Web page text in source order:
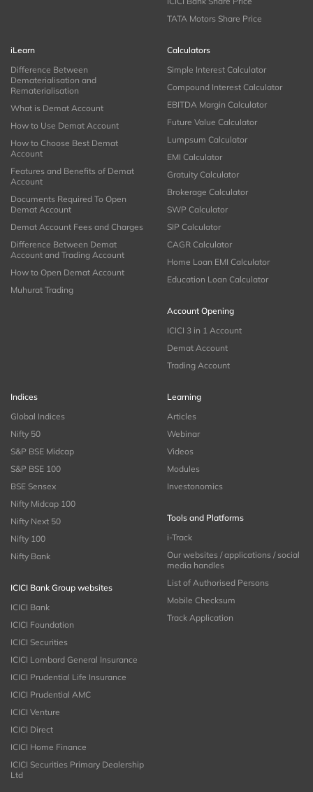
TATA Motors Share Price
iLearn
Difference Between
Dematerialisation and
Rematerialisation
What is Demat Account
How to Use Demat Account
How to Choose Best Demat
Account
Features and Benefits of Demat
Account
Documents Required To Open
Demat Account
Demat Account Fees and Charges
Difference Between Demat
Account and Trading Account
How to Open Demat Account
Muhurat Trading
Calculators
Simple Interest Calculator
Compound Interest Calculator
EBITDA Margin Calculator
Future Value Calculator
Lumpsum Calculator
EMI Calculator
Gratuity Calculator
Brokerage Calculator
SWP Calculator
SIP Calculator
CAGR Calculator
Home Loan EMI Calculator
Education Loan Calculator
Account Opening
ICICI 3 in 1 Account
Demat Account
Trading Account
Indices
Global Indices
Nifty 50
S&P BSE Midcap
S&P BSE 100
BSE Sensex
Nifty Midcap 100
Nifty Next 50
Nifty 100
Nifty Bank
ICICI Bank Group websites
ICICI Bank
ICICI Foundation
ICICI Securities
ICICI Lombard General Insurance
ICICI Prudential Life Insurance
ICICI Prudential AMC
ICICI Venture
ICICI Direct
ICICI Home Finance
ICICI Securities Primary Dealership
Ltd
Learning
Articles
Webinar
Videos
Modules
Investonomics
Tools and Platforms
i-Track
Our websites / applications / social
media handles
List of Authorised Persons
Mobile Checksum
Track Application